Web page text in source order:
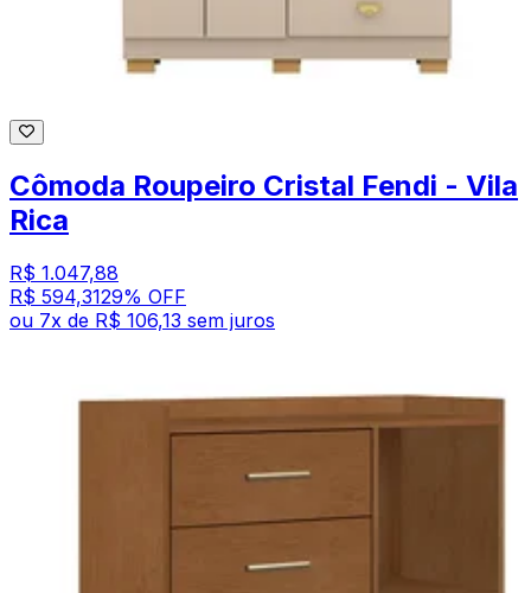
Cômoda Roupeiro Cristal Fendi - Vila
Rica
R$ 1.047,88
R$ 594,3129% OFF
ou 7x de R$ 106,13 sem juros